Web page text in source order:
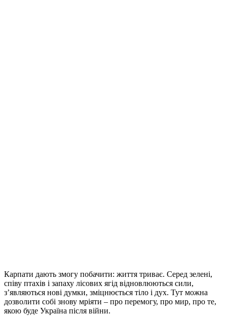
Карпати дають змогу побачити: життя триває. Серед зелені,
співу птахів і запаху лісових ягід відновлюються сили,
з’являються нові думки, зміцнюється тіло і дух. Тут можна
дозволити собі знову мріяти – про перемогу, про мир, про те,
якою буде Україна після війни.